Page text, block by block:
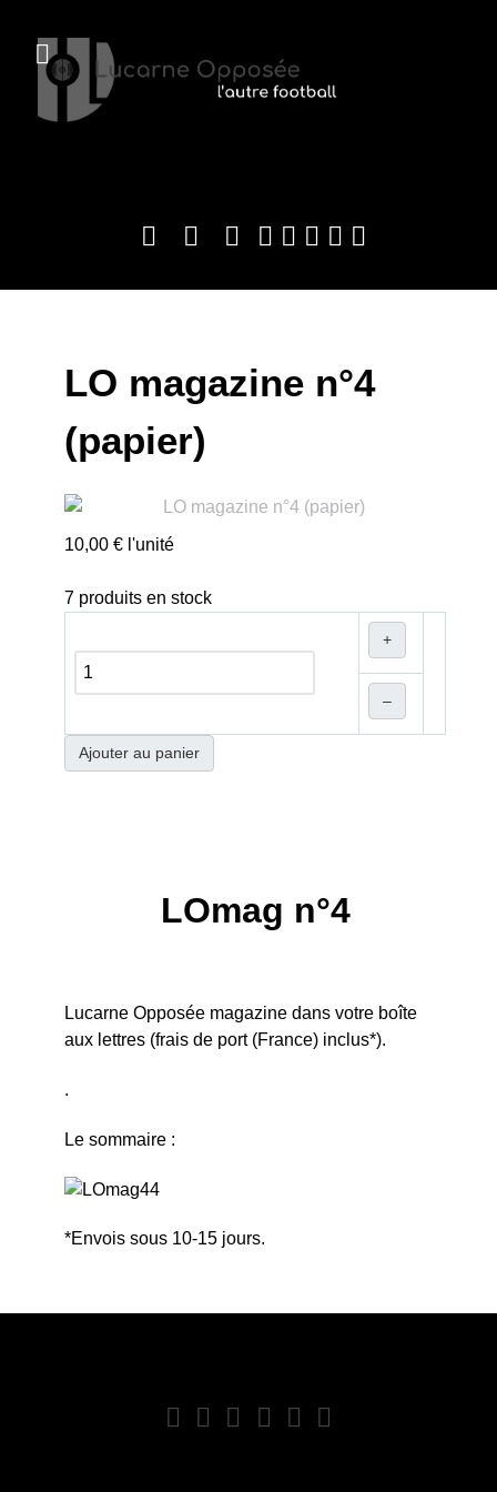
LO magazine n°4
(papier)
10,00 € l'unité
7 produits en stock
+
–
Ajouter au panier
LOmag n°4
Lucarne Opposée magazine dans votre boîte
aux lettres (frais de port (France) inclus*).
.
Le sommaire :
*Envois sous 10-15 jours.